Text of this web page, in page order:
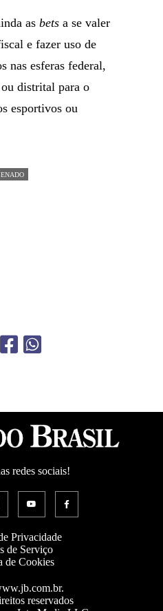
asbets a se valer
e fazer uso de
nas esferas federal,
distrital para o
esportivos ou
redes sociais!
Privacidade
de Serviço
de Cookies
reservados